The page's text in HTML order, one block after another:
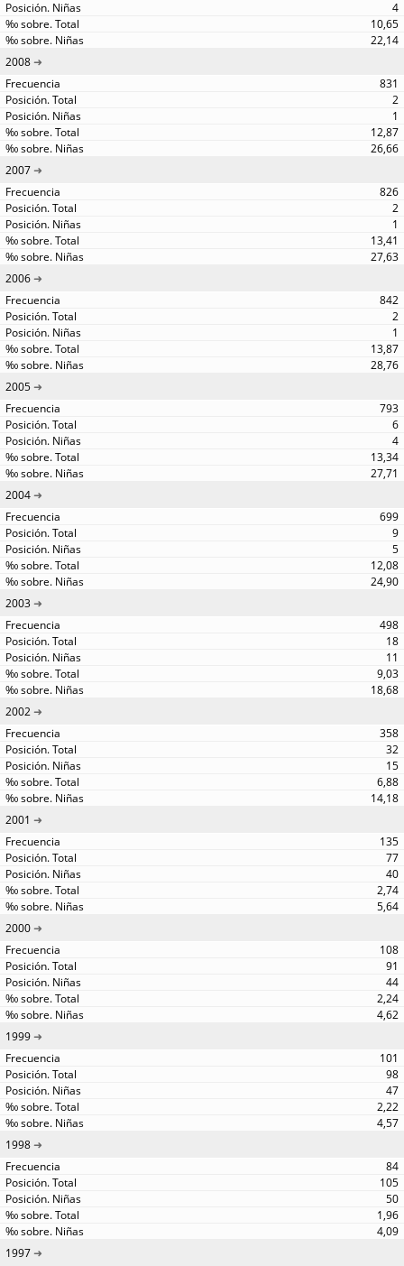
4
10,65
22,14
2008
831
2
1
12,87
26,66
2007
826
2
1
13,41
27,63
2006
842
2
1
13,87
28,76
2005
793
6
4
13,34
27,71
2004
699
9
5
12,08
24,90
2003
498
18
11
9,03
18,68
2002
358
32
15
6,88
14,18
2001
135
77
40
2,74
5,64
2000
108
91
44
2,24
4,62
1999
101
98
47
2,22
4,57
1998
84
105
50
1,96
4,09
1997